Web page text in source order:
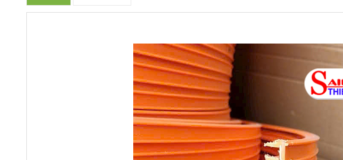
Ray điện cầu trục 3P75A Chổi lấy điện cầu trục 3P60A